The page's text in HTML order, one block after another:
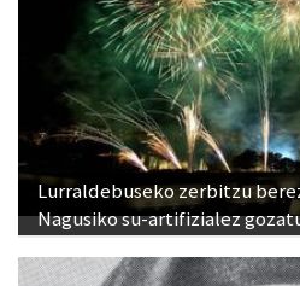
Lurraldebuseko zerbitzu
Nagusiko su-artifizialez